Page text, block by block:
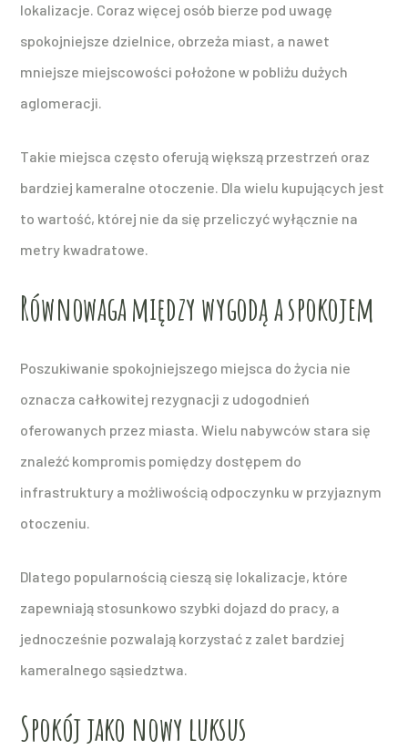
lokalizacje. Coraz więcej osób bierze pod uwagę
spokojniejsze dzielnice, obrzeża miast, a nawet
mniejsze miejscowości położone w pobliżu dużych
aglomeracji.
Takie miejsca często oferują większą przestrzeń oraz
bardziej kameralne otoczenie. Dla wielu kupujących jest
to wartość, której nie da się przeliczyć wyłącznie na
metry kwadratowe.
Równowaga między wygodą a spokojem
Poszukiwanie spokojniejszego miejsca do życia nie
oznacza całkowitej rezygnacji z udogodnień
oferowanych przez miasta. Wielu nabywców stara się
znaleźć kompromis pomiędzy dostępem do
infrastruktury a możliwością odpoczynku w przyjaznym
otoczeniu.
Dlatego popularnością cieszą się lokalizacje, które
zapewniają stosunkowo szybki dojazd do pracy, a
jednocześnie pozwalają korzystać z zalet bardziej
kameralnego sąsiedztwa.
Spokój jako nowy luksus